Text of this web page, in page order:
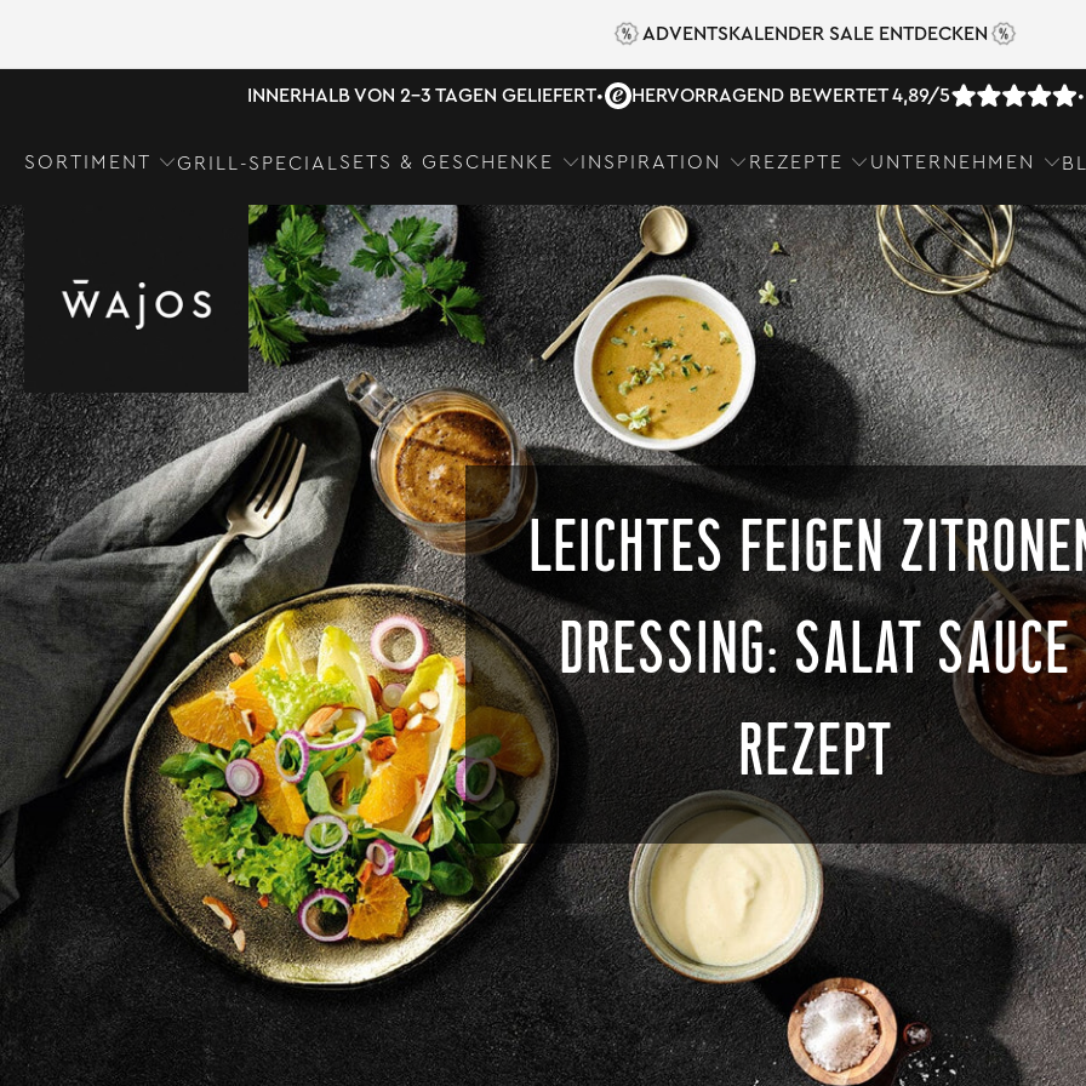
ADVENTSKALENDER SALE ENTDECKEN
INNERHALB VON 2-3 TAGEN GELIEFERT• HERVORRAGEND BEWERTET 4,89/5 •
SORTIMENT GRILL-SPECIAL SETS & GESCHENKE INSPIRATION REZEPTE UNTERNEHMEN
LEICHTES FEIGEN
DRESSING: SALAT SAUCE
REZEPT